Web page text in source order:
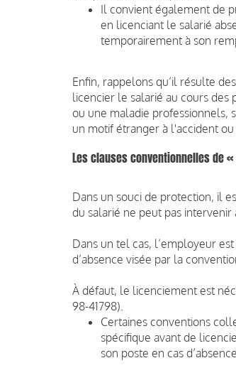
Il convient également de
en licenciant le salarié
temporairement à son
Enfin, rappelons qu’il résulte
licencier le salarié au cours des
ou une maladie professionnels,
un motif étranger à l'accident ou
Les clauses conventionnelles de
Dans un souci de protection, il
du salarié ne peut pas intervenir
Dans un tel cas, l’employeur
d’absence visée par la
À défaut, le licenciement est
98-41798).
Certaines conventions
spécifique avant de
son poste en cas